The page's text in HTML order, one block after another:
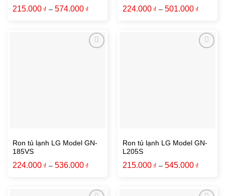
215.000 ₫ – 574.000 ₫ 224.000 ₫ – 501.000 ₫
Ron tủ lạnh LG Model GN-
185VS
224.000 ₫ – 536.000 ₫
Ron tủ lạnh LG Model GN-
L205S
215.000 ₫ – 545.000 ₫